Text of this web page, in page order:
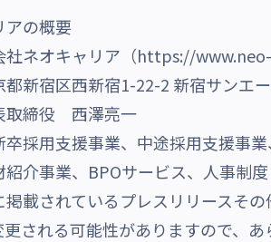
の概要
社ネオキャリア（https://www.neo-
都新宿区西新宿1-22-2 新宿サンエ
取締役 西澤亮一
採用支援事業、中途採用支援事
紹介事業、BPOサービス、人事制
掲載されているプレスリリースそ
される可能性がありますので、あ